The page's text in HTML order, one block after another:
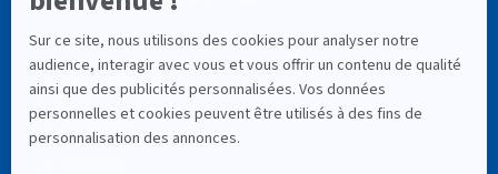
LIENS UTILES
À Propos